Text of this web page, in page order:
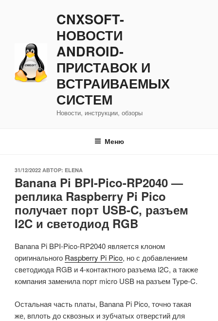
CNXSOFT-
НОВОСТИ
ANDROID-
ПРИСТАВОК И
ВСТРАИВАЕМЫХ
СИСТЕМ
Новости, инструкции, обзоры
Меню
ОПУБЛИКОВАНО
31/12/2022 АВТОР: ELENA
Banana Pi BPI-Pico-RP2040 —
реплика Raspberry Pi Pico
получает порт USB-C, разъем
I2C и светодиод RGB
Banana Pi BPI-Pico-RP2040 является клоном
оригинального Raspberry Pi Pico, но с добавлением
светодиода RGB и 4-контактного разъема I2C, а также
компания заменила порт micro USB на разъем Type-C.
Остальная часть платы, Banana Pi Pico, точно такая
же, вплоть до сквозных и зубчатых отверстий для